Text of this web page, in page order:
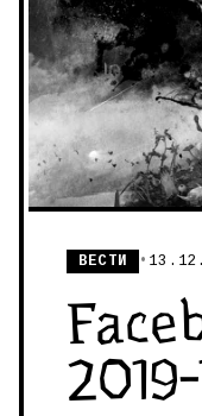
ВЕСТИ •